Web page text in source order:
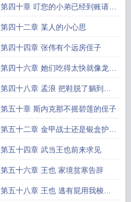
明
第四十章 叮您的小弟已经到账请注
意查收
第四十二章 某人的小心思
第四十四章 张伟有个远房侄子
第四十六章 她们吃得太快就像龙卷
风
第四十八章 孟浪 把鞋脱了躺到床
上去
第五十章 斯内克那不摇碧莲的侄子
第五十二章 金甲战士还是银盒护卫
队
第五十四章 武当王也前来求见
第五十六章 王也 家境贫寒告辞
第五十八章 王也 逃有屁用我梭哈